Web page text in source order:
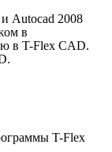
Autocad 2008
в
в T-Flex CAD.
T-Flex